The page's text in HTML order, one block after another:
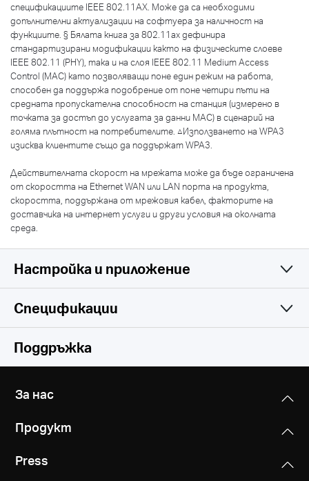
спецификациите IEEE 802.11AX. Може да са необходими
допълнителни актуализации на софтуера за наличност на
функциите. § Бялата книга за 802.11ax дефинира
стандартизирани модификации както на физическите слоеве
IEEE 802.11 (PHY), така и на слоя IEEE 802.11 Medium Access
Control (MAC) като позволяващи поне един режим на работа,
способен да поддържа подобрение от поне четири пъти на
средната пропускателна способност на станция (измерено в
точката за достъп до услугата за данни MAC) в сценарий на
голяма плътност на потребителите. △Използването на WPA3
изисква клиентите също да поддържат WPA3.
Действителната скорост на мрежата може да бъде ограничена
от скоростта на Ethernet WAN или LAN порта на продукта,
скоростта, поддържана от мрежовия кабел, факторите на
доставчика на интернет услуги и други условия на околната
среда.
Настройка и приложение
Simple and Functional
Спецификации
Wireless
802.11ax/ac/a/b/g/n
Ниво на сигнала
Динамичен IP адрес/Статичен IP адрес
6.9 × 6.2 × 1.8 in (175.6 × 157.2 × 45 mm)
Others
Поддръжка
За нас
Продукт
Press